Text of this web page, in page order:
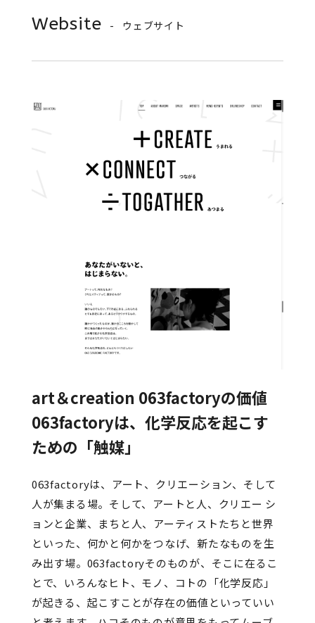
Website ウェブサイト
art＆creation 063factoryの価値
063factoryは、化学反応を起こす
ための 「触媒」
063factoryは、アート、クリエーション、そして
人が集まる場。そして、アートと人、クリエー シ
ョンと企業、まちと人、アーティストたちと世界
といった、何かと何かをつなげ、新たなものを生
み出す場。063factoryそのものが、そこに在るこ
とで、いろんなヒト、モノ、コトの「化学反応」
が起きる、起こすことが存在の価値といっていい